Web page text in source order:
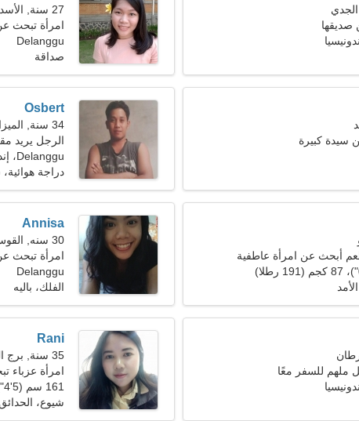
صديقها
27 سنة, الأسد
امرأة تبحث عن
Delanggu
صداقة
سيدة كبيرة
Osbert
34 سنة, الميزان
الرجل يريد
Delanggu، إندونيسيا
دراجة هوائية،
أبحث عن امرأة عاطفية
Annisa
30 سنه, القوس
امرأة تبحث
Delanggu
الفلك، باليه
ملهم للسفر معًا
Rani
35 سنة, برج الحمل
امرأة عزباء
161 سم (5'4")، 64 كجم (141 رطلا)
شيوع، الحدائق